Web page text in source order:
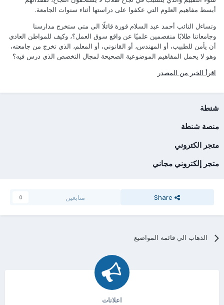
أبسط مفاهيم العلوم التي عكفوا على دراستها أثناء سنوات الجامعة.
وتساءل النائب أحمد عبد السلام قورة قائلًا الى متى ستخرج مدارسنا
وجامعاتنا طلابًا منفصمين علميًا عن واقع سوق العمل؟، وكيف للمواطن العادي
أن يأمن للطبيب، أو المهندس، أو القانوني، أو المعلم، الذي تخرج من جامعته،
وهو لا يحمل المفاهيم الموضوعية الصحيحة لمجال التخصص الذي درس فيه؟
اقرأ الخبر من المصدر
شنطة
منصة شنطة
متجر الكتروني
متجر إلكتروني مجاني
Share متابعين 0
الذهاب الي قائمه المواضيع
اعلانات